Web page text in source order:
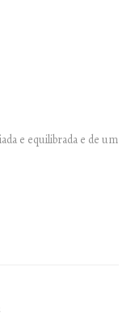
e equilibrada e de um